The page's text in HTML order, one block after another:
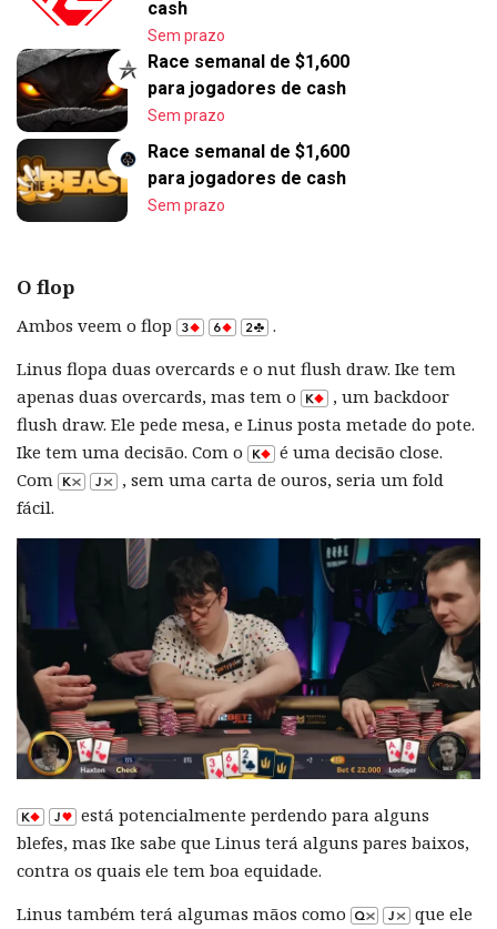
cash
Sem prazo
Race semanal de $1,600
para jogadores de cash
Sem prazo
Race semanal de $1,600
para jogadores de cash
Sem prazo
O flop
Ambos veem o flop
.
Linus flopa duas overcards e o nut flush draw. Ike tem
apenas duas overcards, mas tem o
, um backdoor
flush draw. Ele pede mesa, e Linus posta metade do pote.
Ike tem uma decisão. Com o
é uma decisão close.
Com
, sem uma carta de ouros, seria um fold
fácil.
está potencialmente perdendo para alguns
blefes, mas Ike sabe que Linus terá alguns pares baixos,
contra os quais ele tem boa equidade.
Linus também terá algumas mãos como
que ele